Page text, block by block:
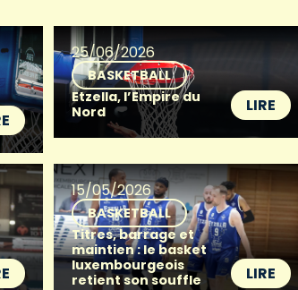
25/06/2026
BASKETBALL
Etzella, l’Empire du
Nord
LIRE
15/05/2026
BASKETBALL
Titres, barrage et
maintien : le basket
luxembourgeois
retient son souffle
LIRE